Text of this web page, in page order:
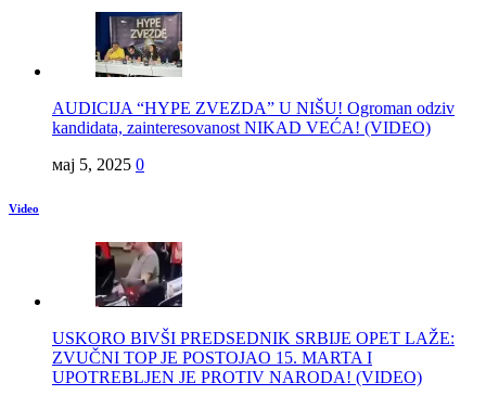
AUDICIJA “HYPE ZVEZDA” U NIŠU! Ogroman odziv
kandidata, zainteresovanost NIKAD VEĆA! (VIDEO)
мај 5, 2025 0
Video
USKORO BIVŠI PREDSEDNIK SRBIJE OPET LAŽE:
ZVUČNI TOP JE POSTOJAO 15. MARTA I
UPOTREBLJEN JE PROTIV NARODA! (VIDEO)